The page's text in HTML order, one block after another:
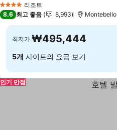
4 성급 리조트
8.6 최고 좋음 8,993 Montebello
최저가 ₩495,444
5개 사이트의 요금 보기
인기 만점